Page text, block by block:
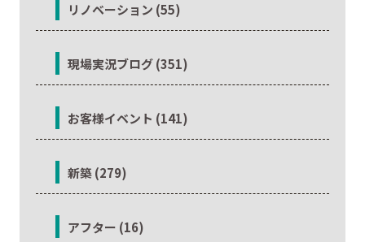
リノベーション (55)
現場実況ブログ (351)
お客様イベント (141)
新築 (279)
アフター (16)